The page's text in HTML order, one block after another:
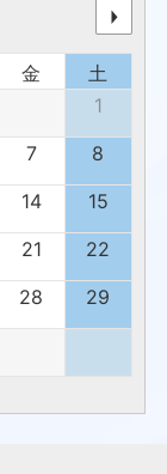
金
土
1
7
8
14
15
21
22
28
29